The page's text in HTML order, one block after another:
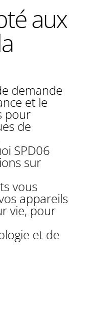
aux
demande
et le
pour
de
SPD06
sur
vous
appareils
vie, pour
et de